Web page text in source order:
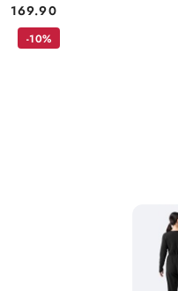
Cena:
169.90
-10%